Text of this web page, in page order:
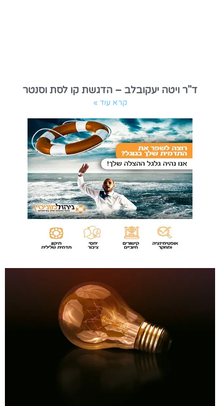
ד"ר ויטה יעקובלב – הדגשת קו לסת וסנטר
קרא עוד »